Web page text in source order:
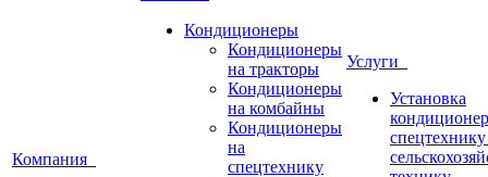
Компания
Кондиционеры
Кондиционеры
на тракторы
Кондиционеры
на комбайны
Кондиционеры
на
спецтехнику
Услуги
Установка